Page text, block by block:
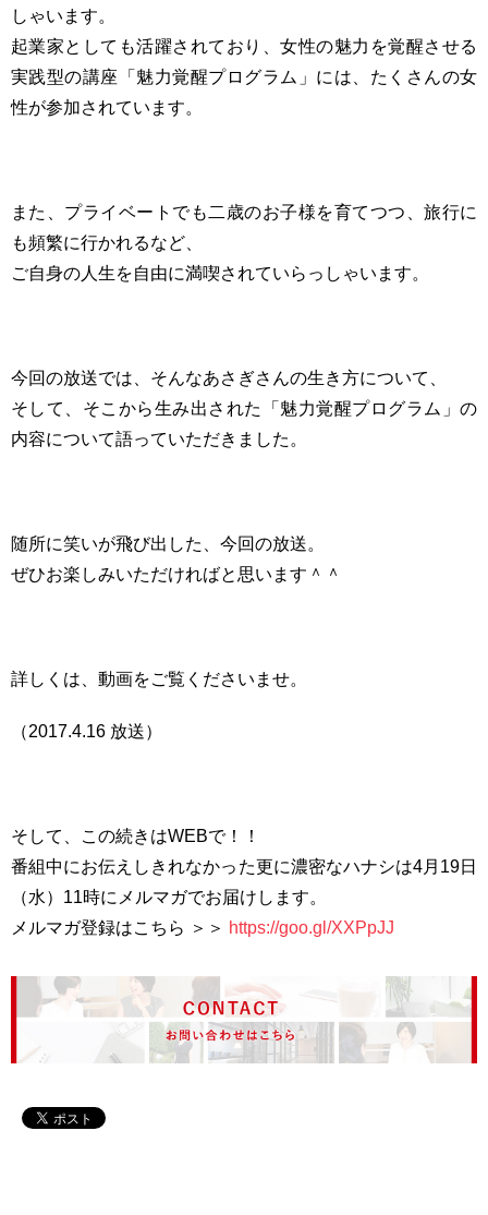
しゃいます。
起業家としても活躍されており、女性の魅力を覚醒させる
実践型の講座「魅力覚醒プログラム」には、たくさんの女
性が参加されています。
また、プライベートでも二歳のお子様を育てつつ、旅行に
も頻繁に行かれるなど、
ご自身の人生を自由に満喫されていらっしゃいます。
今回の放送では、そんなあさぎさんの生き方について、
そして、そこから生み出された「魅力覚醒プログラム」の
内容について語っていただきました。
随所に笑いが飛び出した、今回の放送。
ぜひお楽しみいただければと思います＾＾
詳しくは、動画をご覧くださいませ。
（2017.4.16 放送）
そして、この続きはWEBで！！
番組中にお伝えしきれなかった更に濃密なハナシは4月19日
（水）11時にメルマガでお届けします。
メルマガ登録はこちら ＞＞ https://goo.gl/XXPpJJ